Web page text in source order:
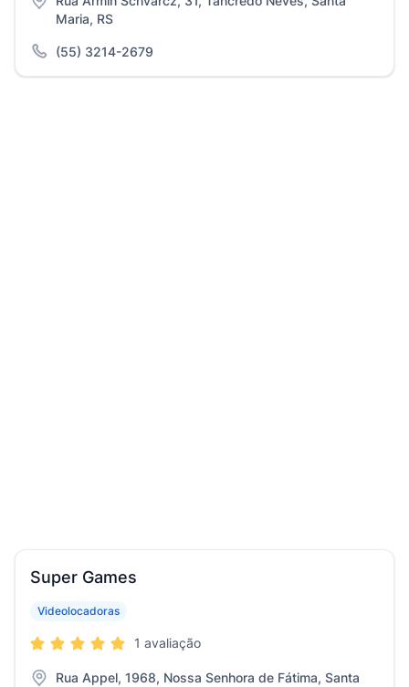
Maria, RS
(55) 3214-2679
Super Games
Videolocadoras
1 avaliação
Rua Appel, 1968, Nossa Senhora de Fátima, Santa